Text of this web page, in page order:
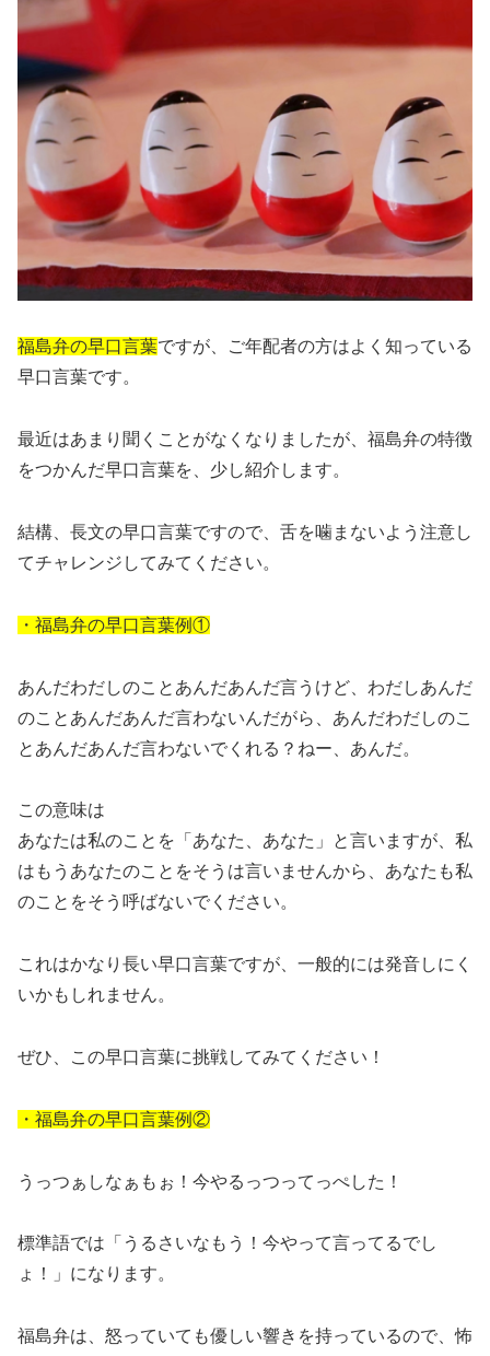
福島弁の早口言葉ですが、ご年配者の方はよく知っている
早口言葉です。
最近はあまり聞くことがなくなりましたが、福島弁の特徴
をつかんだ早口言葉を、少し紹介します。
結構、長文の早口言葉ですので、舌を噛まないよう注意し
てチャレンジしてみてください。
・福島弁の早口言葉例①
あんだわだしのことあんだあんだ言うけど、わだしあんだ
のことあんだあんだ言わないんだがら、あんだわだしのこ
とあんだあんだ言わないでくれる？ねー、あんだ。
この意味は
あなたは私のことを「あなた、あなた」と言いますが、私
はもうあなたのことをそうは言いませんから、あなたも私
のことをそう呼ばないでください。
これはかなり長い早口言葉ですが、一般的には発音しにく
いかもしれません。
ぜひ、この早口言葉に挑戦してみてください！
・福島弁の早口言葉例②
うっつぁしなぁもぉ！今やるっつってっぺした！
標準語では「うるさいなもう！今やって言ってるでし
ょ！」になります。
福島弁は、怒っていても優しい響きを持っているので、怖